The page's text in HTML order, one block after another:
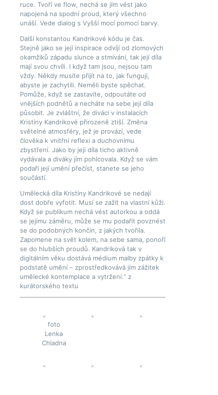
ruce. Tvoří ve flow, nechá se jím vést jako
napojená na spodní proud, který všechno
unáší. Vede dialog s Vyšší mocí pomocí barvy.
Další konstantou Kandrikové kódu je čas.
Stejně jako se její inspirace odvíjí od zlomových
okamžiků západu slunce a stmívání, tak její díla
mají svou chvíli. I když tam jsou, nejsou tam
vždy. Někdy musíte přijít na to, jak fungují,
abyste je zachytili. Neměli byste spěchat.
Pomůže, když se zastavíte, odpoutáte od
vnějších podnětů a necháte na sebe její díla
působit. Je zvláštní, že diváci v instalacích
Kristíny Kandrikové přirozeně ztiší. Změna
světelné atmosféry, jež je provází, vede
člověka k vnitřní reflexi a duchovnímu
zbystření. Jako by její díla ticho aktivně
vydávala a diváky jím pohlcovala. Když se vám
podaří její umění přečíst, stanete se jeho
součástí.
Umělecká díla Kristíny Kandrikové se nedají
dost dobře vyfotit. Musí se zažít na vlastní kůži.
Když se publikum nechá vést autorkou a oddá
se jejímu záměru, může se mu podařit povznést
se do podobných končin, z jakých tvořila.
Zapomene na svět kolem, na sebe sama, ponoří
se do hlubších proudů. Kandriková tak v
digitálním věku dostává médium malby zpátky k
podstatě umění – zprostředkovává jím zážitek
umělecké kontemplace a vytržení.“ z
kurátorského textu
foto
Lenka
Chladna